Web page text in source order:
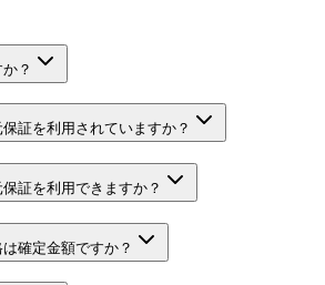
？
証を利用されていますか？
証を利用できますか？
確定金額ですか？